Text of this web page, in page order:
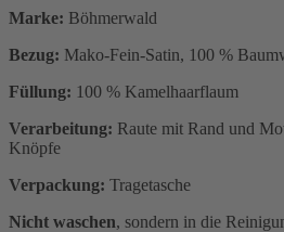
Marke: Böhmerwald
Bezug: Mako-Fein-Satin, 100 %
Füllung: 100 % Kamelhaarflaum
Verarbeitung: Raute mit Rand und
Knöpfe
Verpackung: Tragetasche
Nicht waschen, sondern in die